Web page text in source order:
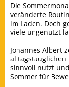
Die
veränderte
im Laden. Doch
viele ungenutzt
Johannes Albert
alltagstauglichen
sinnvoll nutzt
Sommer für